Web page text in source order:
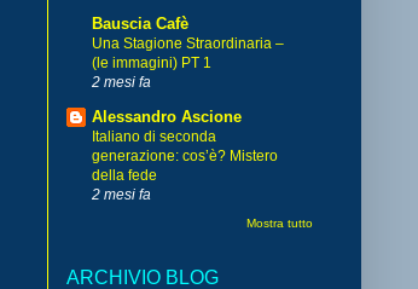
Bauscia Cafè
Una Stagione Straordinaria –
(le immagini) PT 1
2 mesi fa
Alessandro Ascione
Italiano di seconda
generazione: cos’è? Mistero
della fede
2 mesi fa
Mostra tutto
ARCHIVIO BLOG